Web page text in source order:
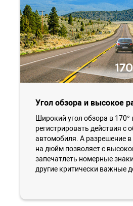
Угол обзора и высокое
Широкий угол обзора в 170°
регистрировать действия с
автомобиля. А разрешение в
на дюйм позволяет с
запечатлеть номерные
другие критически важные